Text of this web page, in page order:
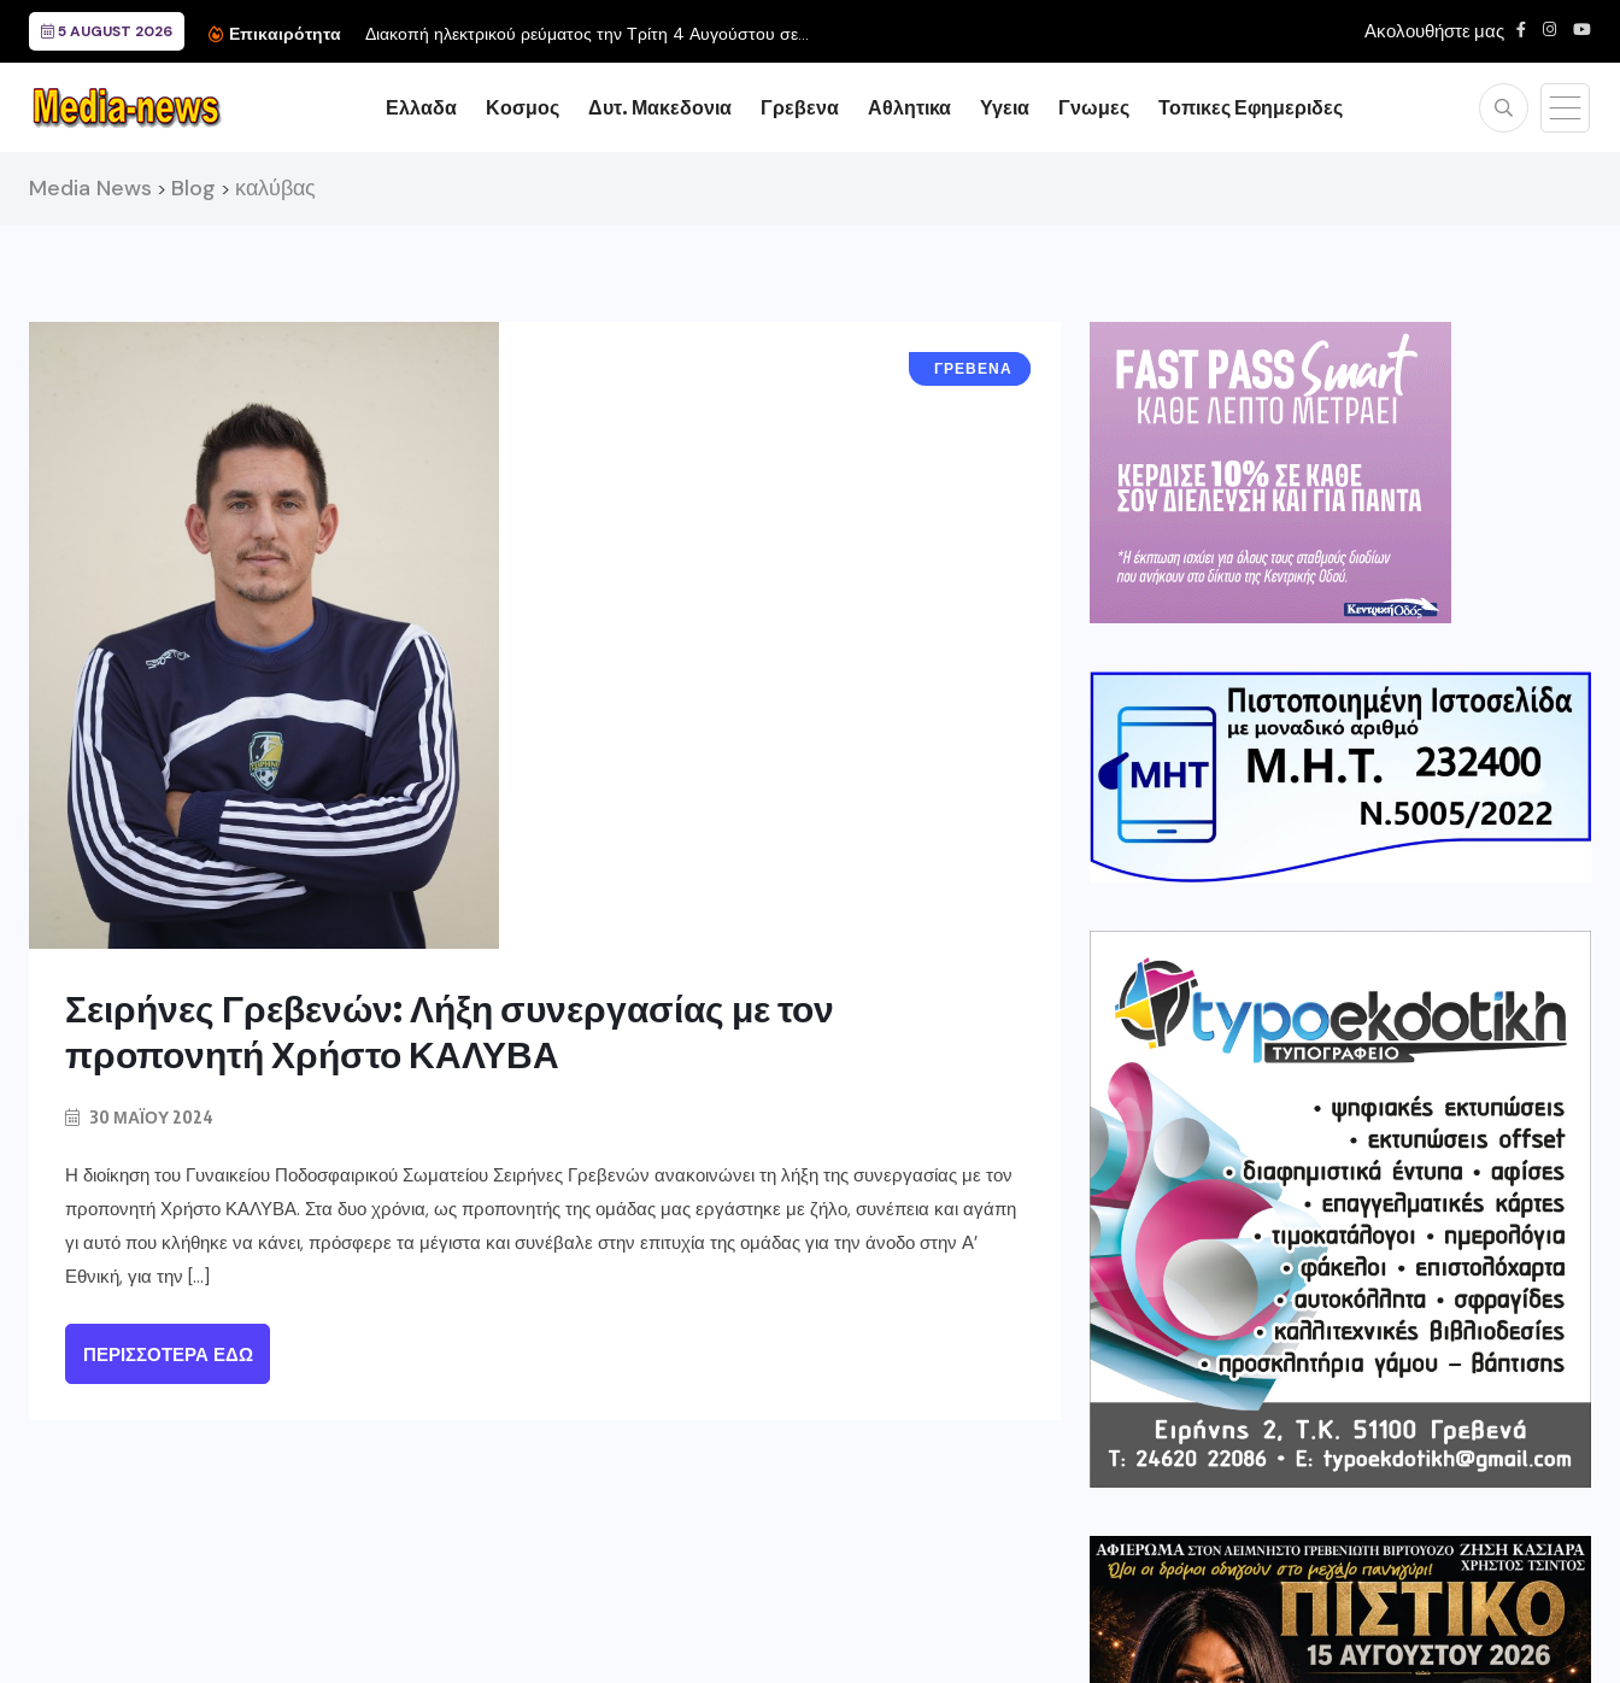
5 AUGUST 2026 Επικαιρότητα Διακοπή ηλεκτρικού ρεύματος την Τρίτη 4 Αυγούστου σε... Ακολουθήστε μας
Ελλαδα Κοσμος Δυτ. Μακεδονια Γρεβενα Αθλητικα Υγεια Γνωμες Τοπικες Εφημεριδες
Media News > Blog > καλύβας
ΑΘΛΗΤΙΚΑ
ΓΡΕΒΕΝΑ
Σειρήνες Γρεβενών: Λήξη συνεργασίας με τον
προπονητή Χρήστο ΚΑΛΥΒΑ
30 ΜΑΪ́ΟΥ 2024
Η διοίκηση του Γυναικείου Ποδοσφαιρικού Σωματείου Σειρήνες Γρεβενών ανακοινώνει τη λήξη της συνεργασίας με τον
προπονητή Χρήστο ΚΑΛΥΒΑ. Στα δυο χρόνια, ως προπονητής της ομάδας μας εργάστηκε με ζήλο, συνέπεια και αγάπη
γι αυτό που κλήθηκε να κάνει, πρόσφερε τα μέγιστα και συνέβαλε στην επιτυχία της ομάδας για την άνοδο στην Α’
Εθνική, για την […]
ΠΕΡΙΣΣΌΤΕΡΑ ΕΔΏ